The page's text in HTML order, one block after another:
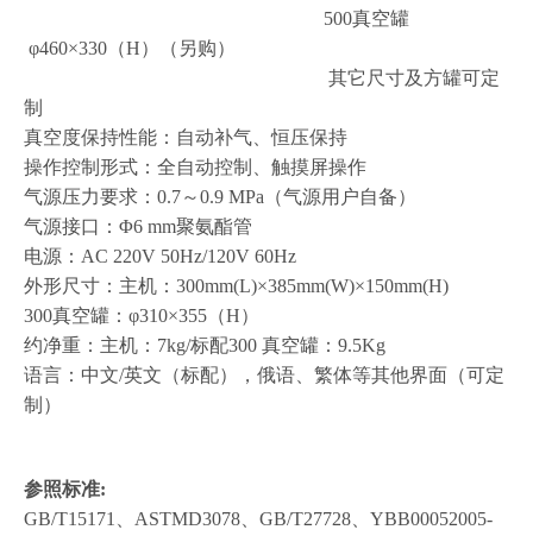
500真空罐
φ460×330（H）（另购）
其它尺寸及方罐可定
制
真空度保持性能：自动补气、恒压保持
操作控制形式：全自动控制、触摸屏操作
气源压力要求：0.7～0.9 MPa（气源用户自备）
气源接口：Φ6 mm聚氨酯管
电源：AC 220V 50Hz/120V 60Hz
外形尺寸：主机：300mm(L)×385mm(W)×150mm(H)
300真空罐：φ310×355（H）
约净重：主机：7kg/标配300 真空罐：9.5Kg
语言：中文/英文（标配），俄语、繁体等其他界面（可定
制）
参照标准:
GB/T15171、ASTMD3078、GB/T27728、YBB00052005-